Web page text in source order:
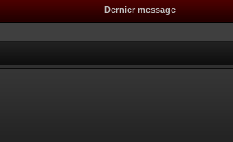
Dernier message